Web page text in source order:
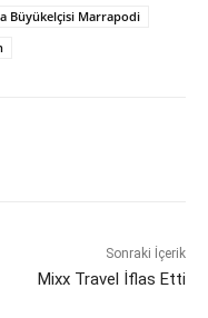
Büyükelçisi Marrapodi
Sonraki İçerik
Mixx Travel İflas Etti